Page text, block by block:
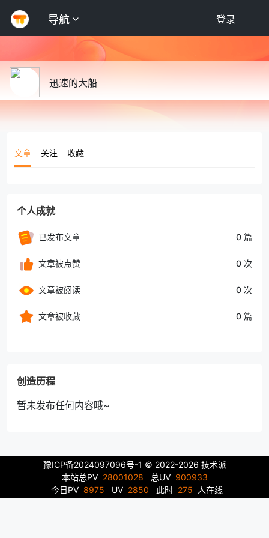
导航 登录
迅速的大船
文章 关注 收藏
个人成就
已发布文章 0 篇
文章被点赞 0 次
文章被阅读 0 次
文章被收藏 0 篇
创造历程
暂未发布任何内容哦~
豫ICP备2024097096号-1 © 2022-2026 技术派
本站总PV 28001028 总UV 900933
今日PV 8975 UV 2850 此时 275 人在线